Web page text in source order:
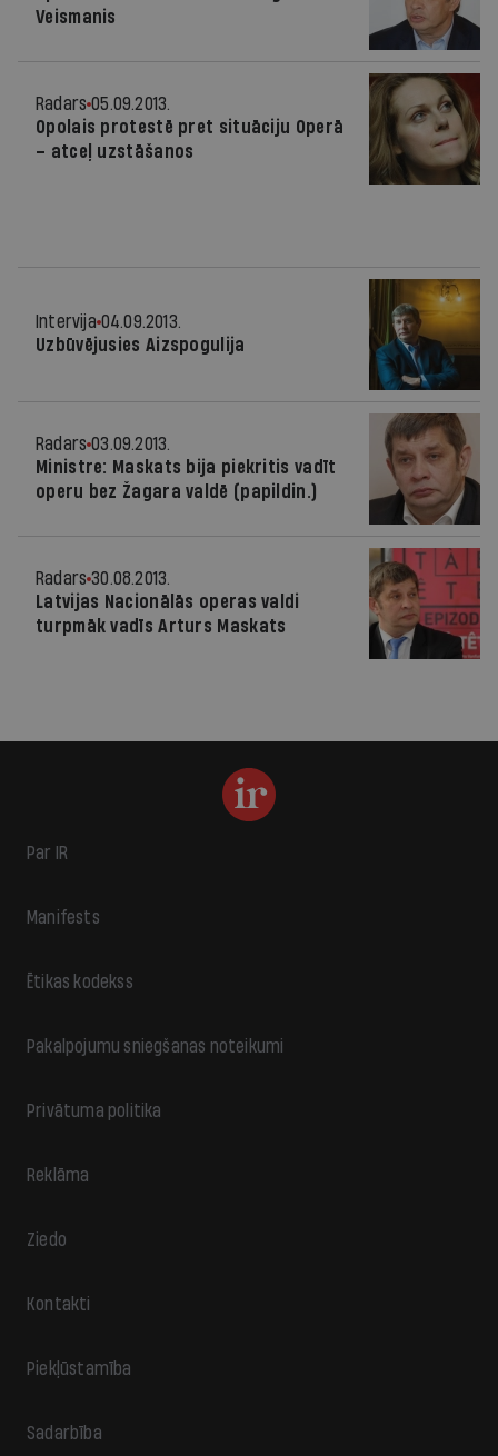
Veismanis
Radars 05.09.2013.
Opolais protestē pret situāciju Operā
– atceļ uzstāšanos
Intervija 04.09.2013.
Uzbūvējusies Aizspogulija
Radars 03.09.2013.
Ministre: Maskats bija piekritis vadīt
operu bez Žagara valdē (papildin.)
Radars 30.08.2013.
Latvijas Nacionālās operas valdi
turpmāk vadīs Arturs Maskats
Par IR
Manifests
Ētikas kodekss
Pakalpojumu sniegšanas noteikumi
Privātuma politika
Reklāma
Ziedo
Kontakti
Piekļūstamība
Sadarbība